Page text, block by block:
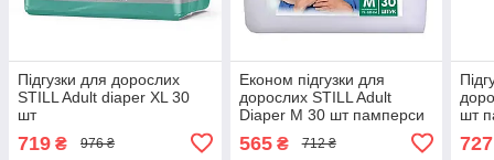
Підгузки для дорослих
STILL Adult diaper XL 30
шт
719 ₴ 976 ₴
Економ підгузки для
дорослих STILL Adult
Diaper M 30 шт памперси
з індикатором наповнення
565₴ 712 ₴
шт
727